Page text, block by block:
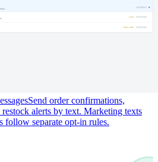
Send order confirmations,
alerts by text. Marketing texts
follow separate opt-in rules.